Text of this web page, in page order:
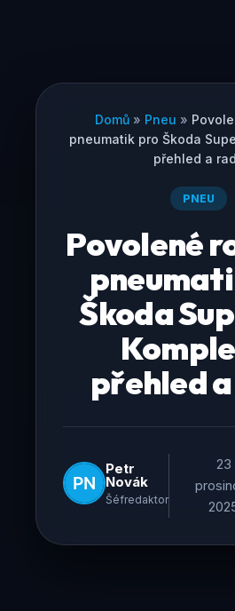
Domů » Pneu »
pneumatik pro Škoda
přehled a
PNEU
Povolené
Škoda
přehled
Petr
Novák
Šéfredaktor
23